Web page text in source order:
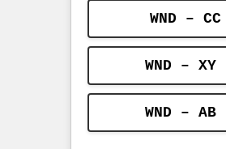
WND –
WND – XY
WND – AB